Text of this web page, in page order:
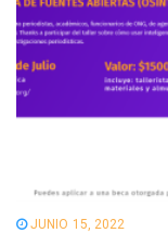
JUNIO 15, 2022